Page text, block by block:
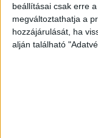
beállításai csak erre
megváltoztathatja a
hozzájárulását, ha
alján található
Itt is
A rendőrök a 39
elfogták és